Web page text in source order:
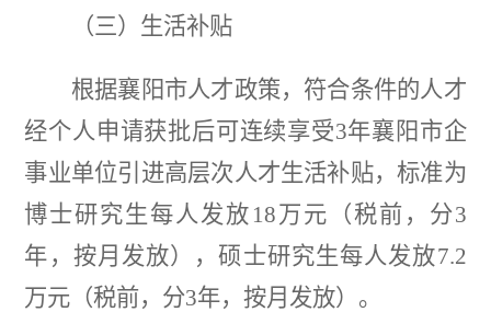
（三）生活补贴
根据襄阳市人才政策，符合条件的人才
经个人申请获批后可连续享受3年襄阳市企
事业单位引进高层次人才生活补贴，标准为
博士研究生每人发放18万元（税前，分3
年，按月发放），硕士研究生每人发放7.2
万元（税前，分3年，按月发放）。